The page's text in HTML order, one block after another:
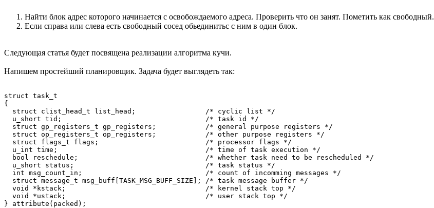
Найти блок адрес которого начинается с освобождаемого адреса. Проверить что он занят. Пометить как свободный.
Если справа или слева есть свободный сосед обьединитьс с ним в один блок.
Следующая статья будет посвящена реализации алгоритма кучи.
Напишем простейший планировщик. Задача будет выглядеть так:
struct task_t
{
  struct clist_head_t list_head;                 /* cyclic list */
  u_short tid;                                   /* task id */
  struct gp_registers_t gp_registers;            /* general purpose registers */
  struct op_registers_t op_registers;            /* other purpose registers */
  struct flags_t flags;                          /* processor flags */
  u_int time;                                    /* time of task execution */
  bool reschedule;                               /* whether task need to be rescheduled */
  u_short status;                                /* task status */
  int msg_count_in;                              /* count of incomming messages */
  struct message_t msg_buff[TASK_MSG_BUFF_SIZE]; /* task message buffer */
  void *kstack;                                  /* kernel stack top */
  void *ustack;                                  /* user stack top */
} attribute(packed);